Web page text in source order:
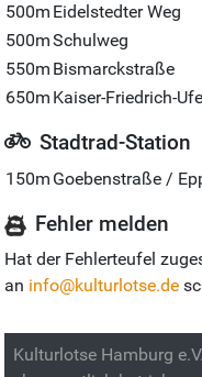
500m Eidelstedter Weg
500mSchulweg
550m Bismarckstraße
650m Kaiser-Friedrich-
Stadtrad-Station
150m Goebenstraße /
Fehler melden
Hat der Fehlerteufel
an info@kulturlotse.de
Kulturlotse Hamburg